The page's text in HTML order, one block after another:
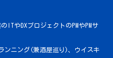
ITやDXプロジェクトのPMやPMサ
ンニング(兼酒屋巡り)、ウイスキ